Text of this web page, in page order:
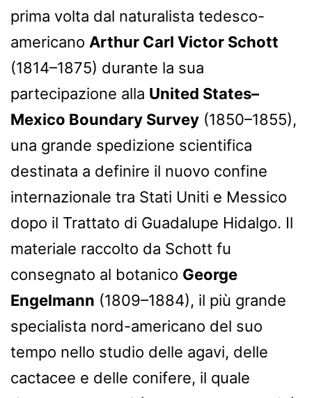
prima volta dal naturalista tedesco-
americano Arthur Carl Victor Schott
(1814–1875) durante la sua
partecipazione alla United States–
Mexico Boundary Survey (1850–1855),
una grande spedizione scientifica
destinata a definire il nuovo confine
internazionale tra Stati Uniti e Messico
dopo il Trattato di Guadalupe Hidalgo. Il
materiale raccolto da Schott fu
consegnato al botanico George
Engelmann (1809–1884), il più grande
specialista nord-americano del suo
tempo nello studio delle agavi, delle
cactacee e delle conifere, il quale